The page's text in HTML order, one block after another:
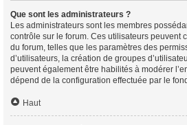
Que sont les administrateurs ?
Les administrateurs sont les membres
contrôle sur le forum. Ces utilisateurs peuvent
du forum, telles que les paramètres des
d’utilisateurs, la création de groupes
peuvent également être habilités à modérer
dépend de la configuration effectuée par le
Haut